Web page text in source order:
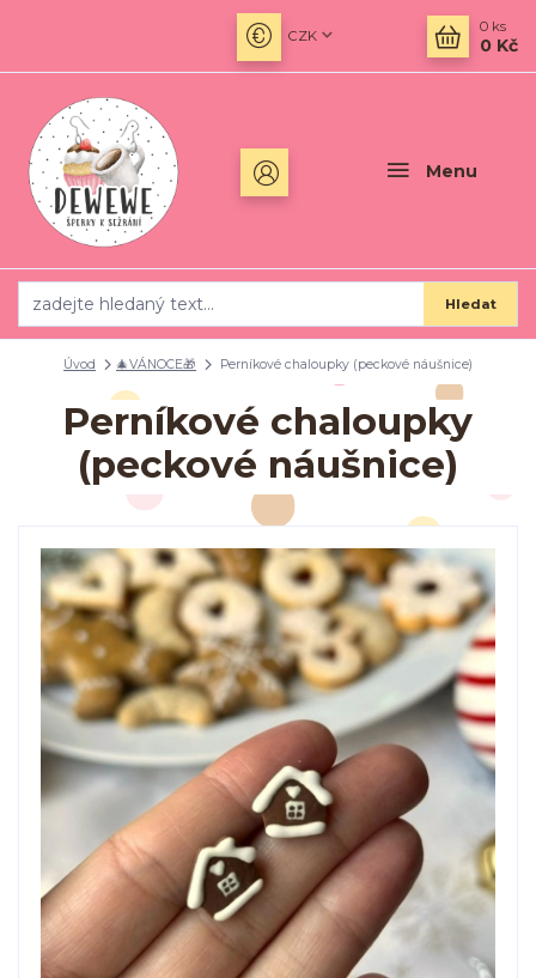
Menu
CZK
Hledat
0 ks
0 Kč
Úvod 🎄VÁNOCE🎁 Perníkové chaloupky (peckové náušnice)
Perníkové chaloupky
(peckové náušnice)